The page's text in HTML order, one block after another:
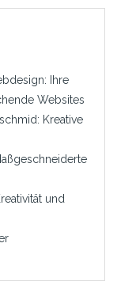
Ihre
Websites
Kreative
und